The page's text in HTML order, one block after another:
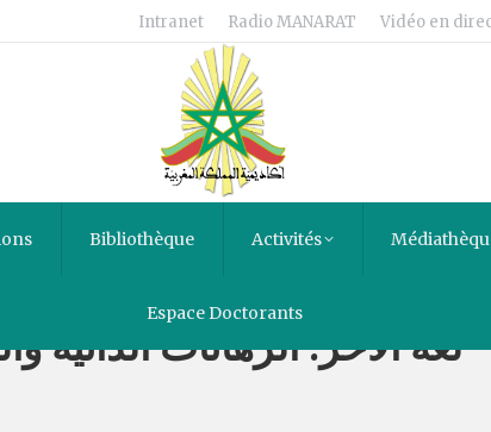
Intranet Radio MANARAT Vidéo en
Bibliothèque Activités
Espace Doctorants
« لغة الآخر: الرهانات الذاتية